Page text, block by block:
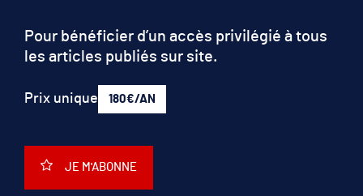
Pour bénéficier d’un accès privilégié à tous
les articles publiés sur site.
Prix unique 180€/AN
JE M'ABONNE